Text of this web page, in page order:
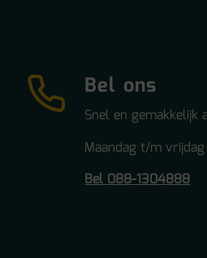
Bel ons
Snel en gemakkelijk
Maandag t/m
Bel 088-1304888